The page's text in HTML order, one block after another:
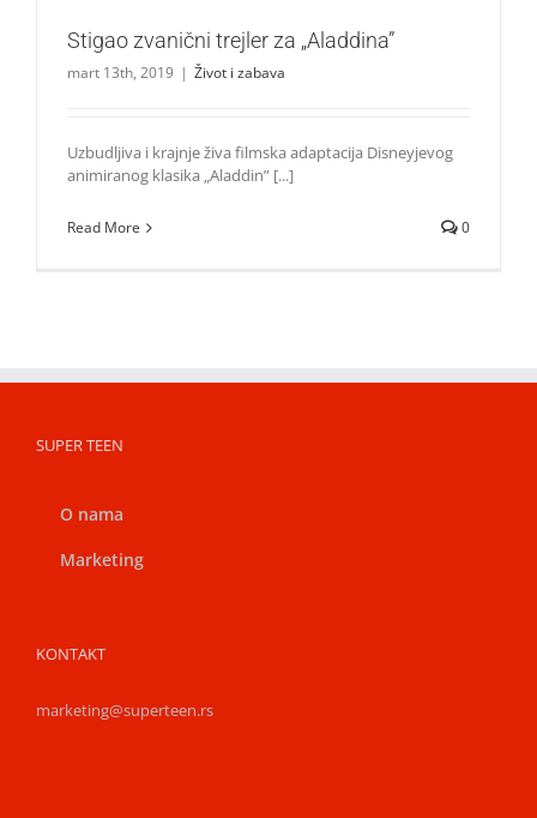
Stigao zvanični trejler za „Aladdina”
mart 13th, 2019 | Život i zabava
Uzbudljiva i krajnje živa filmska adaptacija Disneyjevog
animiranog klasika „Aladdin” [...]
Read More 0
SUPER TEEN
O nama
Marketing
KONTAKT
marketing@superteen.rs